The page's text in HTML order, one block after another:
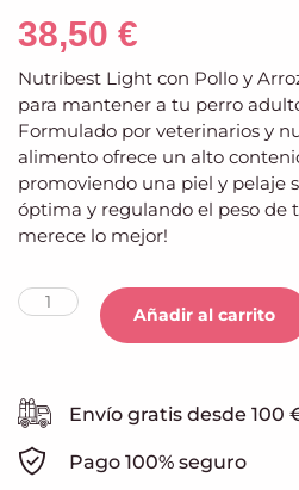
38,50 €
Nutribest Light con Pollo y
para mantener a tu perro
Formulado por veterinarios y
alimento ofrece un alto
promoviendo una piel y pelaje
óptima y regulando el peso de
merece lo mejor!
Añadir al carrito
Envío gratis desde 100
Pago 100% seguro